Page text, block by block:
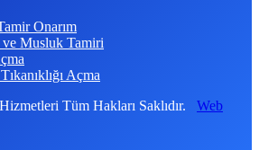
Onarım
Musluk Tamiri
Açma
Tüm Hakları Saklıdır. Web